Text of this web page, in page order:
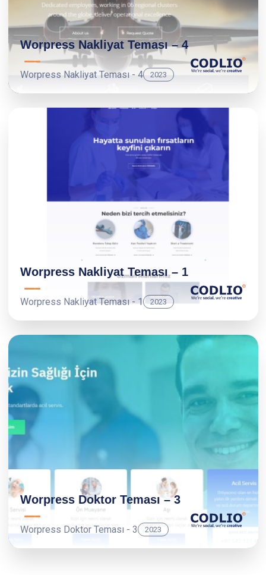
Worpress Nakliyat Teması – 4
Worpress Nakliyat Teması - 4 2023
Worpress Nakliyat Teması – 1
Worpress Nakliyat Teması - 1 2023
Worpress Doktor Teması – 3
Worpress Doktor Teması - 3 2023